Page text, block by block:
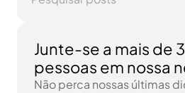
Junte-se a mais de
pessoas em nossa
Não perca nossas últimas